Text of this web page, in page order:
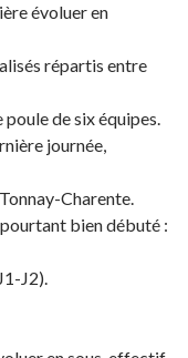
évoluer en
répartis entre
de six équipes.
journée,
Charente.
bien débuté :
J2).